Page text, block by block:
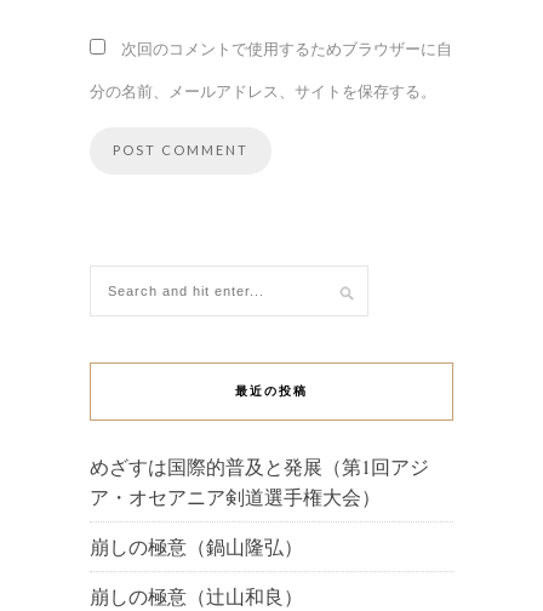
次回のコメントで使用するためブラウザーに自
分の名前、メールアドレス、サイトを保存する。
最近の投稿
めざすは国際的普及と発展（第1回アジ
ア・オセアニア剣道選手権大会）
崩しの極意（鍋山隆弘）
崩しの極意（辻山和良）